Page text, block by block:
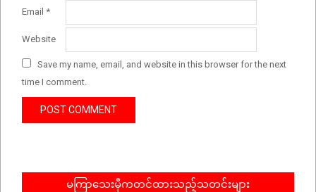
Email *
Website
Save my name, email, and website in this browser for the next
time I comment.
မကြာသေးမှီကတင်ထားသည့်သတင်းများ